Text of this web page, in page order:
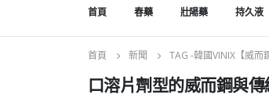
首頁 春藥 壯陽藥 持久液
首頁 新聞 TAG -韓國VINIX【威而
口溶片劑型的威而鋼與